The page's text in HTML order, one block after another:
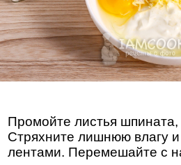
Промойте листья шпината,
Стряхните лишнюю влагу
лентами. Перемешайте с